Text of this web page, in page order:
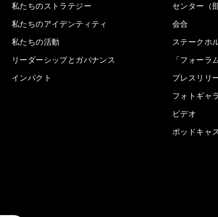
私たちのストラテジー
私たちのアイデンティティ
私たちの活動
リーダーシップとガバナンス
インパクト
センター（
会合
ステークホ
「フォーラ
プレスリリ
フォトギャ
ビデオ
ポッドキャ